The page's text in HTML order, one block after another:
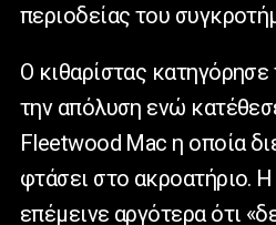
περιοδείας του
Ο κιθαρίστας
την απόλυση ενώ
Fleetwood Mac η οποία
φτάσει στο ακροατήριο.
επέμεινε αργότερα ότι